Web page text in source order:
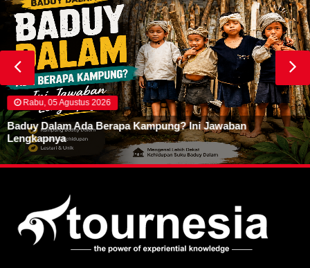
Rabu, 05 Agustus 2026
Baduy Dalam Ada Berapa Kampung? Ini Jawaban
Lengkapnya